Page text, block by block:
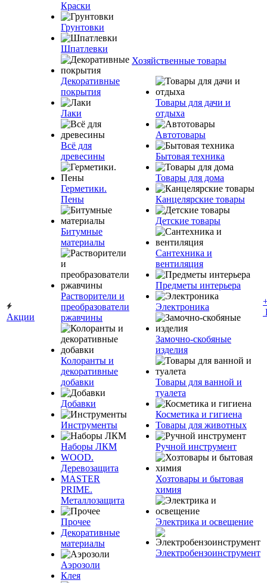
Акции
Краски
Грунтовки
Шпатлевки
Декоративные
покрытия
Лаки
Всё для
древесины
Герметики.
Пены
Битумные
материалы
Растворители и
преобразователи
ржавчины
Колоранты и
декоративные
добавки
Добавки
Инструменты
Наборы ЛКМ
WOOD.
Деревозащита
MASTER
PRIME.
Металлозащита
Прочее
Декоративные
материалы
Аэрозоли
Клея
Хозяйственные товары
Товары для дачи и
отдыха
Автотовары
Бытовая техника
Товары для дома
Канцелярские товары
Детские товары
Сантехника и
вентиляция
Предметы интерьера
Электроника
Замочно-скобяные
изделия
Товары для ванной и
туалета
Косметика и гигиена
Товары для животных
Ручной инструмент
Хозтовары и бытовая
химия
Электрика и освещение
Электробензоинструмент